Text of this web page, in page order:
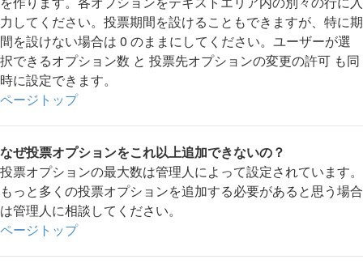
力してください。投票期間を設けることもできますが、特に期
間を設けない場合は 0 のままにしてください。ユーザーが選
択できるオプション数 と 投票先オプションの変更の許可 も同
時に設定できます。
ページトップ
なぜ投票オプションをこれ以上追加できないの？
投票オプションの最大数は管理人によって設定されています。
もっと多くの投票オプションを追加する必要があると思う場合
は管理人に相談してください。
ページトップ